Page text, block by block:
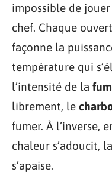
impossible de
chef. Chaque
façonne la
température qui
l’intensité de la
librement, le
fumer. À l’inverse,
chaleur s’adoucit,
s’apaise.